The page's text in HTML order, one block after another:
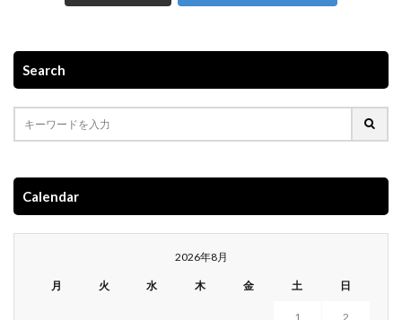
Search
Calendar
2026年8月
月 火 水 木 金 土 日
1 2